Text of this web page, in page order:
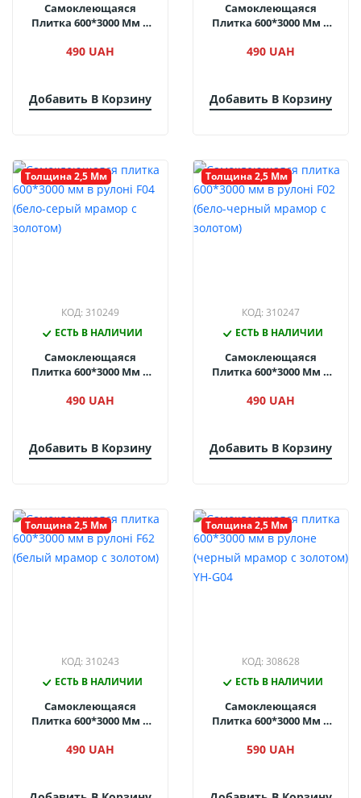
Самоклеющаяся
Плитка 600*3000 Мм В
Бежевый Мрамор)
490 UAH
Добавить В Корзину
Самоклеющаяся
Плитка 600*3000 Мм В
Дерево)
490 UAH
Добавить В Корзину
Толщина 2,5 Мм
КОД: 310249
ЕСТЬ В НАЛИЧИИ
Самоклеющаяся
Плитка 600*3000 Мм В
Мрамор С Золотом)
490 UAH
Добавить В Корзину
Толщина 2,5 Мм
КОД: 310247
ЕСТЬ В НАЛИЧИИ
Самоклеющаяся
Плитка 600*3000 Мм В
Черный Мрамор С
490 UAH
Добавить В Корзину
Толщина 2,5 Мм
КОД: 310243
ЕСТЬ В НАЛИЧИИ
Самоклеющаяся
Плитка 600*3000 Мм В
Мрамор С Золотом)
490 UAH
Толщина 2,5 Мм
КОД: 308628
ЕСТЬ В НАЛИЧИИ
Самоклеющаяся
Плитка 600*3000 Мм В
Мрамор С Золотом) YH-
590 UAH